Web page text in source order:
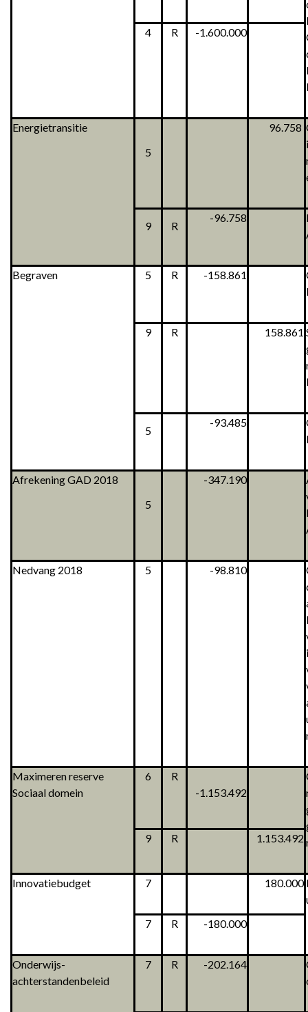
4 R -1.600.000
Energietransitie
5
96.758
9 R
-96.758
Begraven 5 R -158.861
9 R 158.861
5
-93.485
Afrekening GAD 2018
5
-347.190
Nedvang 2018 5 -98.810
Maximeren reserve
Sociaal domein
6
R
-1.153.492
9 R 1.153.492
Innovatiebudget 7 180.000
7
R -180.000
Onderwijs-
achterstandenbeleid
7 R -202.164